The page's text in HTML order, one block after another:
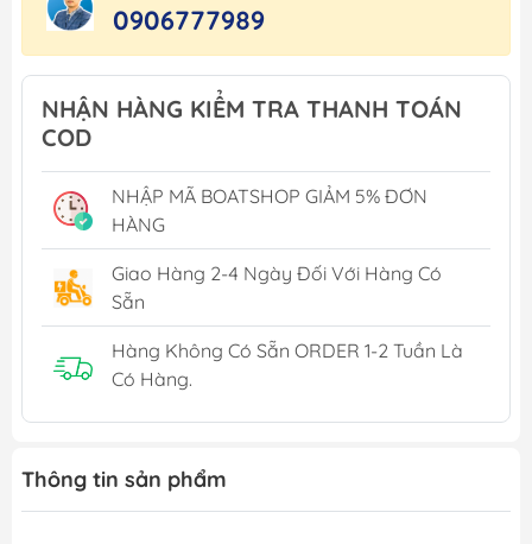
0906777989
NHẬN HÀNG KIỂM TRA THANH TOÁN
COD
NHẬP MÃ BOATSHOP GIẢM 5% ĐƠN
HÀNG
Giao Hàng 2-4 Ngày Đối Với Hàng Có
Sẵn
Hàng Không Có Sẵn ORDER 1-2 Tuần Là
Có Hàng.
Thông tin sản phẩm